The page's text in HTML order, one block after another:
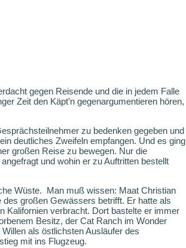
gegen Reisende und die in jedem Falle
Zeit den Käpt’n gegenargumentieren hören,
zu bedenken gegeben und
deutliches Zweifeln empfangen. Und es ging
großen Reise zu bewegen. Nur die
und wohin er zu Auftritten bestellt
Wüste. Man muß wissen: Maat Christian
großen Gewässers betrifft. Er hatte als
Kalifornien verbracht. Dort bastelte er immer
Besitz, der Cat Ranch im Wonder
als östlichsten Ausläufer des
mit ins Flugzeug.